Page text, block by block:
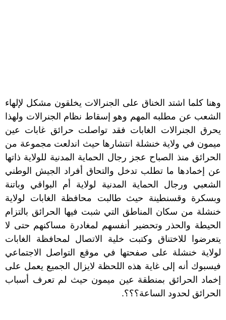
وهنا كلما اشتد الخناق على الجنرالات يخلقون مشكل لإلهاء
الشعب عن مطلبه المهم وهو إسقاط نظام الجنرالات ولهذا
يحرق الجنرالات الغابات فقد تواصلت حرائق غابات عين
ميمون في ولاية خنشلة انتشارها حيث اندلعت مجموعة من
الحرائق منذ الصباح عجز رجال الحماية المدنية للولاية ذاتها
عن إخمادها ما تطلب تدخل والتحاق أفراد الجيش الوطني
الشعبي ورجال الحماية المدنية لولاية أم البواقي وباتنة
وبسكرة وقسنطينة حيث طالبت محافظة الغابات لولاية
خنشلة من سكان المناطق التي شبت فيها الحرائق بالتزام
الحيطة والحذر وتحضير أنفسهم لمغادرة مساكنهم حتى لا
يتعرضوا للاختناق وكتبت خلية الاتصال لمحافظة الغابات
لولاية خنشلة على صفحتها في موقع التواصل الاجتماعي
فيسبوك أنه إلى غاية هذه اللحظة لايزال الجميع يعمل على
إخماد الحرائق بمنطقة عين ميمون حيث لم تعرف أسباب
الحرائق لحدود الساعة؟؟؟.